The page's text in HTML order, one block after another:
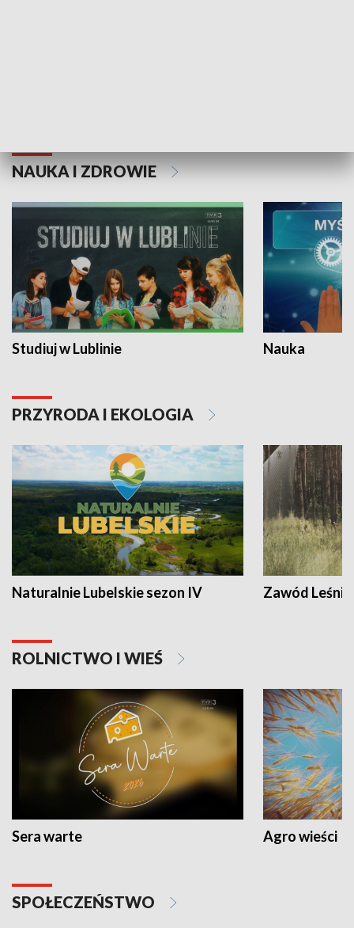
NAUKA I ZDROWIE
Studiuj w Lublinie Nauka
PRZYRODA I EKOLOGIA
Naturalnie Lubelskie sezon IV Zawód Leśnik
ROLNICTWO I WIEŚ
Sera warte Agro wieści
SPOŁECZEŃSTWO